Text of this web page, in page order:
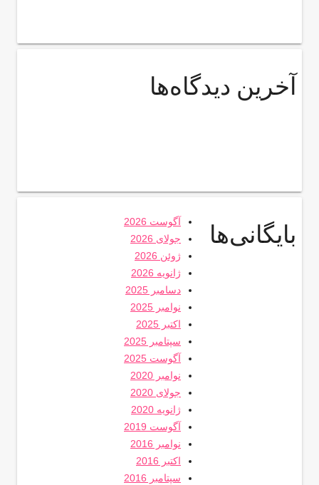
آخرین دیدگاه‌ها
بایگانی‌ها
آگوست 2026
جولای 2026
ژوئن 2026
ژانویه 2026
دسامبر 2025
نوامبر 2025
اکتبر 2025
سپتامبر 2025
آگوست 2025
نوامبر 2020
جولای 2020
ژانویه 2020
آگوست 2019
نوامبر 2016
اکتبر 2016
سپتامبر 2016